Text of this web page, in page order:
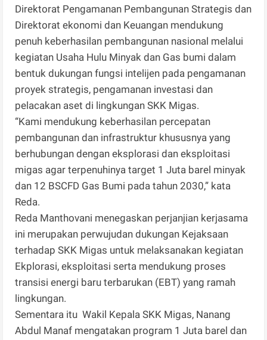
Direktorat Pengamanan Pembangunan Strategis dan
Direktorat ekonomi dan Keuangan mendukung
penuh keberhasilan pembangunan nasional melalui
kegiatan Usaha Hulu Minyak dan Gas bumi dalam
bentuk dukungan fungsi intelijen pada pengamanan
proyek strategis, pengamanan investasi dan
pelacakan aset di lingkungan SKK Migas.
“Kami mendukung keberhasilan percepatan
pembangunan dan infrastruktur khususnya yang
berhubungan dengan eksplorasi dan eksploitasi
migas agar terpenuhinya target 1 Juta barel minyak
dan 12 BSCFD Gas Bumi pada tahun 2030,” kata
Reda.
Reda Manthovani menegaskan perjanjian kerjasama
ini merupakan perwujudan dukungan Kejaksaan
terhadap SKK Migas untuk melaksanakan kegiatan
Ekplorasi, eksploitasi serta mendukung proses
transisi energi baru terbarukan (EBT) yang ramah
lingkungan.
Sementara itu Wakil Kepala SKK Migas, Nanang
Abdul Manaf mengatakan program 1 Juta barel dan